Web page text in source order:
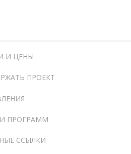
И ЦЕНЫ
ПРОЕКТ
ПРОГРАММ
ССЫЛКИ